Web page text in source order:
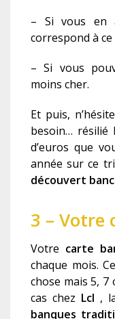
– Si vous en
correspond à
– Si vous
moins cher.
Et puis,
besoin… résilié
d’euros que
année sur ce
découvert
3 – Votre
Votre carte
chaque mois.
chose mais5, 7
cas chez Lcl ,
banques